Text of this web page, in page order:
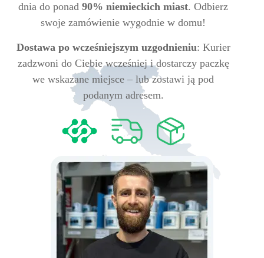
dnia do ponad 90% niemieckich miast. Odbierz
swoje zamówienie wygodnie w domu!
Dostawa po wcześniejszym uzgodnieniu: Kurier
zadzwoni do Ciebie wcześniej i dostarczy paczkę
we wskazane miejsce – lub zostawi ją pod
podanym adresem.